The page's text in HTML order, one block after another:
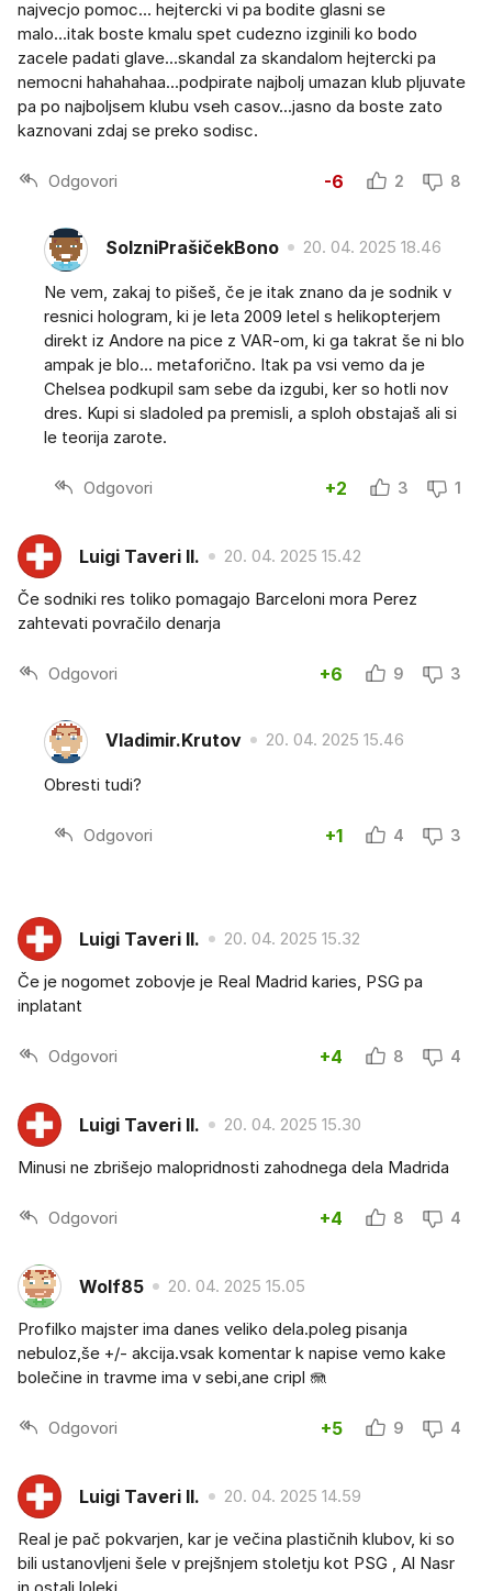
najvecjo pomoc... hejtercki vi pa bodite glasni se
malo...itak boste kmalu spet cudezno izginili ko bodo
zacele padati glave...skandal za skandalom hejtercki pa
nemocni hahahahaa...podpirate najbolj umazan klub pljuvate
pa po najboljsem klubu vseh casov...jasno da boste zato
kaznovani zdaj se preko sodisc.
Odgovori -6 2 8
SolzniPrašičekBono 20. 04. 2025 18.46
Ne vem, zakaj to pišeš, če je itak znano da je sodnik v
resnici hologram, ki je leta 2009 letel s helikopterjem
direkt iz Andore na pice z VAR-om, ki ga takrat še ni blo
ampak je blo… metaforično. Itak pa vsi vemo da je
Chelsea podkupil sam sebe da izgubi, ker so hotli nov
dres. Kupi si sladoled pa premisli, a sploh obstajaš ali si
le teorija zarote.
Odgovori +2 3 1
Luigi Taveri II. 20. 04. 2025 15.42
Če sodniki res toliko pomagajo Barceloni mora Perez
zahtevati povračilo denarja
Odgovori +6 9 3
Vladimir.Krutov 20. 04. 2025 15.46
Obresti tudi?
Odgovori +1 4 3
Luigi Taveri II. 20. 04. 2025 15.32
Če je nogomet zobovje je Real Madrid karies, PSG pa
inplatant
Odgovori +4 8 4
Luigi Taveri II. 20. 04. 2025 15.30
Minusi ne zbrišejo malopridnosti zahodnega dela Madrida
Odgovori +4 8 4
Wolf85 20. 04. 2025 15.05
Profilko majster ima danes veliko dela.poleg pisanja
nebuloz,še +/- akcija.vsak komentar k napise vemo kake
bolečine in travme ima v sebi,ane cripl 🪼
Odgovori +5 9 4
Luigi Taveri II. 20. 04. 2025 14.59
Real je pač pokvarjen, kar je večina plastičnih klubov, ki so
bili ustanovljeni šele v prejšnjem stoletju kot PSG , Al Nasr